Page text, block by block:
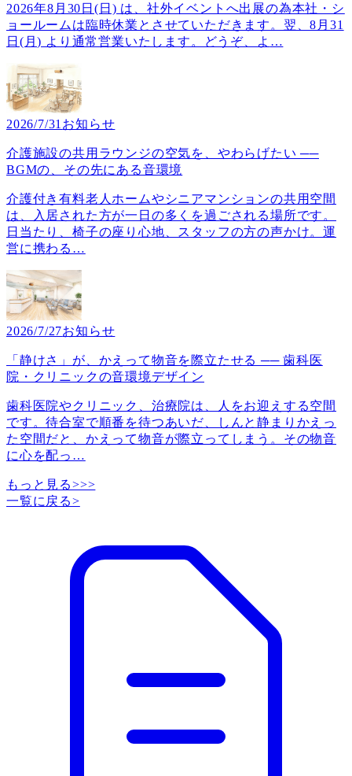
2026年8月30日(日) は、社外イベントへ出展の為本社・シ
ョールームは臨時休業とさせていただきます。翌、8月31
日(月) より通常営業いたします。どうぞ、よ …
2026/7/31 お知らせ
介護施設の共用ラウンジの空気を、やわらげたい ──
BGMの、その先にある音環境
介護付き有料老人ホームやシニアマンションの共用空間
は、入居された方が一日の多くを過ごされる場所です。
日当たり、椅子の座り心地、スタッフの方の声かけ。運
営に携わる …
2026/7/27お知らせ
「静けさ」が、かえって物音を際立たせる ── 歯科医
院・クリニックの音環境デザイン
歯科医院やクリニック、治療院は、人をお迎えする空間
です。待合室で順番を待つあいだ、しんと静まりかえっ
た空間だと、かえって物音が際立ってしまう。その物音
に心を配っ …
もっと見る>>>
一覧に戻る>